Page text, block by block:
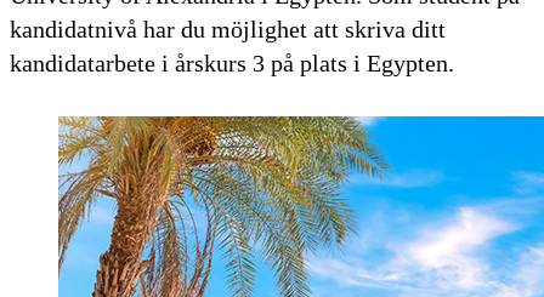
kandidatnivå har du möjlighet att skriva ditt
kandidatarbete i årskurs 3 på plats i Egypten.